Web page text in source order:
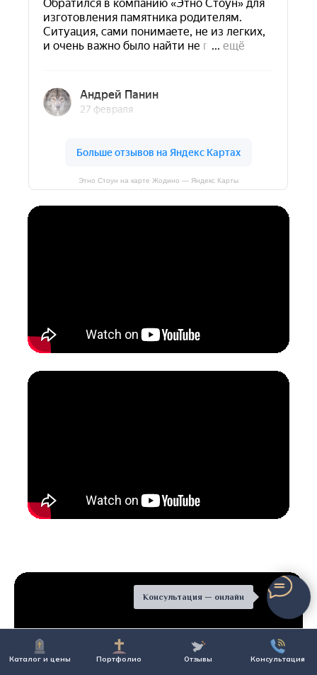
Каталог и цены Портфолио Отзывы Консультация
Консультация — онлайн
Этно Стоун на карте Жодино — Яндекс Карты